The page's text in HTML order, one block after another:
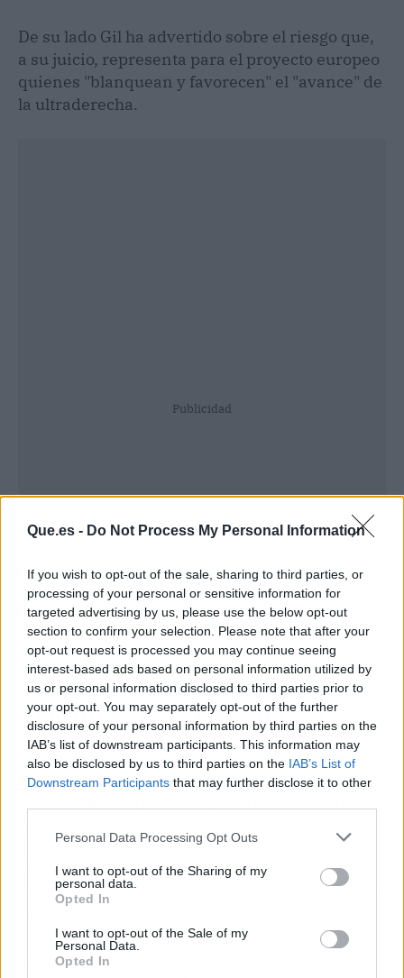
Que.es - Do Not Process My Personal Information
If you wish to opt-out of the sale, sharing to third parties, or
processing of your personal or sensitive information for
targeted advertising by us, please use the below opt-out
section to confirm your selection. Please note that after your
opt-out request is processed you may continue seeing
interest-based ads based on personal information utilized by
us or personal information disclosed to third parties prior to
your opt-out. You may separately opt-out of the further
disclosure of your personal information by third parties on the
IAB’s list of downstream participants. This information may
also be disclosed by us to third parties on the IAB’s List of
Downstream Participants that may further disclose it to other
Personal Data Processing Opt Outs
I want to opt-out of the Sharing of my
personal data.
Opted In
I want to opt-out of the Sale of my
Personal Data.
Opted In
De su lado Gil ha advertido sobre el riesgo que,
a su juicio, representa para el proyecto europeo
quienes "blanquean y favorecen" el "avance" de
la ultraderecha.
Publicidad
NI INDIFERENCIA NI TIBIEZA
"La exigencia más básica de resiliencia para la
gobernabilidad democrática de Europa es,
la ultraderecha, subrayando que, ante la
defensa de los valores europeos, de la
democracia y del estado del bienestar, "no cabe
Por ello, el presidente del Senado ha abogado